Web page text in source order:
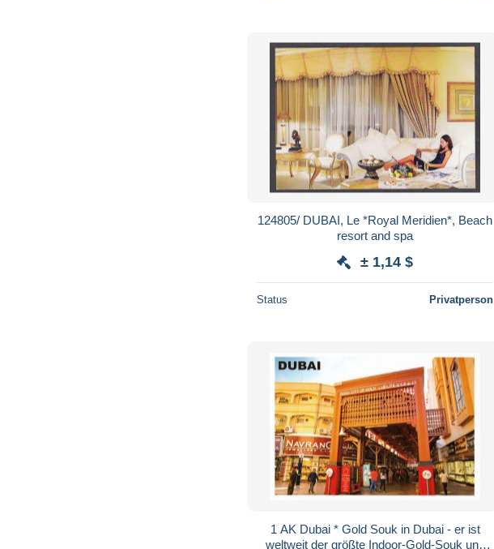
124805/ DUBAI, Le *Royal Meridien*, Beach
resort and spa
± 1,14 $
Status Privatperson
1 AK Dubai * Gold Souk in Dubai - er ist
weltweit der größte Indoor-Gold-Souk und